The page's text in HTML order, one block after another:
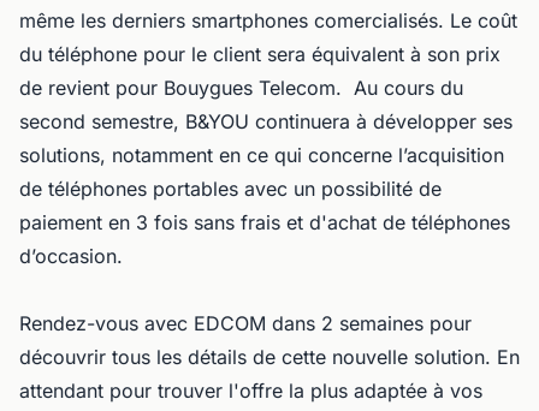
même les derniers smartphones comercialisés. Le coût
du téléphone pour le client sera équivalent à son prix
de revient pour Bouygues Telecom. Au cours du
second semestre, B&YOU continuera à développer ses
solutions, notamment en ce qui concerne l’acquisition
de téléphones portables avec un possibilité de
paiement en 3 fois sans frais et d'achat de téléphones
d’occasion.
Rendez-vous avec EDCOM dans 2 semaines pour
découvrir tous les détails de cette nouvelle solution. En
attendant pour trouver l'offre la plus adaptée à vos